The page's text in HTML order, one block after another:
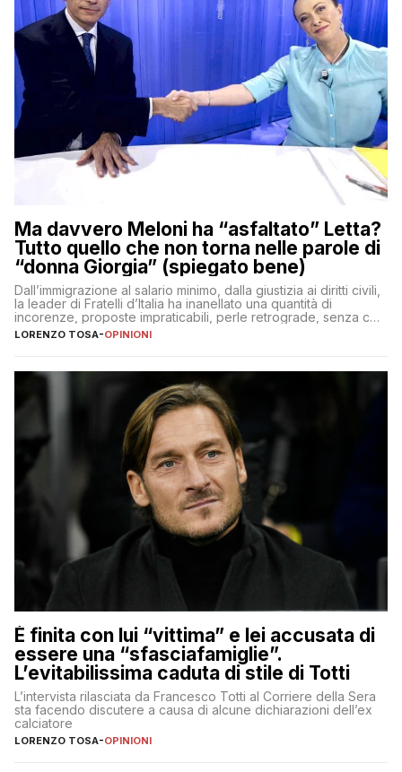
Ma davvero Meloni ha “asfaltato” Letta?
Tutto quello che non torna nelle parole di
“donna Giorgia” (spiegato bene)
Dall’immigrazione al salario minimo, dalla giustizia ai diritti civili,
la leader di Fratelli d’Italia ha inanellato una quantità di
incorenze, proposte impraticabili, perle retrograde, senza che
nessuno – a destra come a sinistra – glielo abbia fatto notare
LORENZO TOSA-OPINIONI
È finita con lui “vittima” e lei accusata di
essere una “sfasciafamiglie”.
L’evitabilissima caduta di stile di Totti
L’intervista rilasciata da Francesco Totti al Corriere della Sera
sta facendo discutere a causa di alcune dichiarazioni dell’ex
calciatore
LORENZO TOSA-OPINIONI